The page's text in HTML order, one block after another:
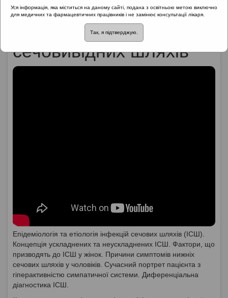
Фактори, що передують
розвитку інфекцій
сечовивідних шляхів
Епідеміологія та етіологія інфекцій сечових шляхів (ІСШ).
Концепція ускладнених та неускладнених ІСШ. Фактори, що
призводять до ІСШ у жінок. Причини симптомів нижніх
сечових шляхів у чоловіків. Сучасний портрет пацієнта з
гіперактивністю симпатичної системи. Диференціальна
діагностика ІСШ.
Уся інформація, яка міститься на даному сайті, подана з освітньою метою виключно
для медичних та фармацевтичних працівників і не замінює консультації лікаря.
Так, я підтверджую.